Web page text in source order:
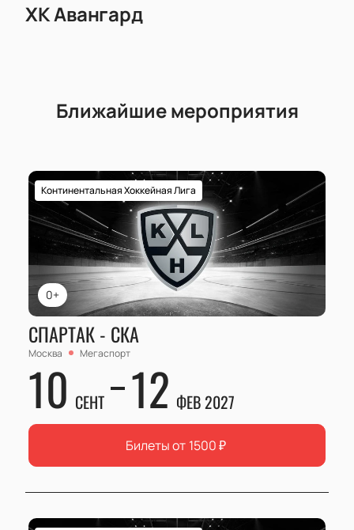
ХК Авангард
Ближайшие мероприятия
0+
Континентальная Хоккейная Лига
СПАРТАК - СКА
Москва Мегаспорт
10 СЕНТ 12 ФЕВ 2027
Билеты от 1500₽